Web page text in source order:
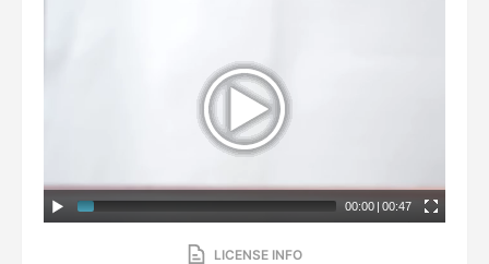
00:00 | 00:47
LICENSE INFO